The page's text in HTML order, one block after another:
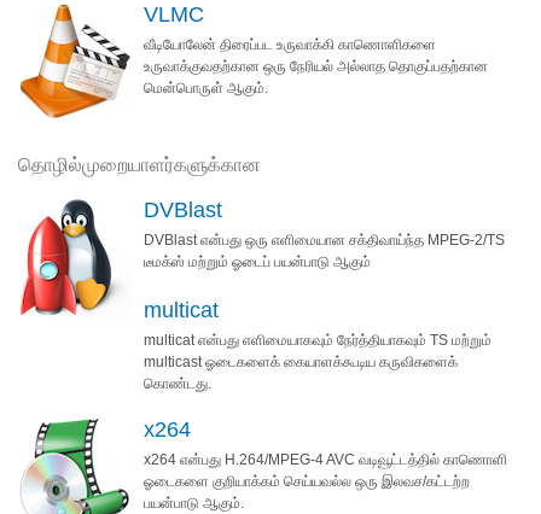
VLMC
வீடியோலேன் திரைப்பட உருவாக்கி காணொளிகளை
உருவாக்குவதற்கான ஒரு நேரியல் அல்லாத தொகுப்பதற்கான
மென்பொருள் ஆகும்.
தொழில்முறையாளர்களுக்கான
DVBlast
DVBlast என்பது ஒரு எளிமையான சக்திவாய்ந்த MPEG-2/TS
டீமக்ஸ் மற்றும் ஓடைப் பயன்பாடு ஆகும்
multicat
multicat என்பது எளிமையாகவும் நேர்த்தியாகவும் TS மற்றும்
multicast ஓடைகளைக் கையாளக்கூடிய கருவிகளைக்
கொண்டது.
x264
x264 என்பது H.264/MPEG-4 AVC வடிவூட்டத்தில் காணொளி
ஓடைகளை குறியாக்கம் செய்யவல்ல ஒரு இலவச/கட்டற்ற
பயன்பாடு ஆகும்.